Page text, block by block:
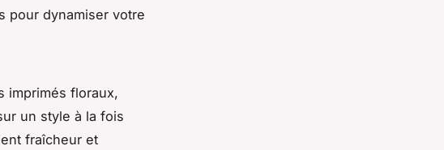
pour dynamiser votre
imprimés floraux,
un style à la fois
fraîcheur et